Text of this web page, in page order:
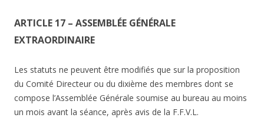
ARTICLE 17 – ASSEMBLÉE GÉNÉRALE
EXTRAORDINAIRE
Les statuts ne peuvent être modifiés que sur la proposition
du Comité Directeur ou du dixième des membres dont se
compose l’Assemblée Générale soumise au bureau au moins
un mois avant la séance, après avis de la F.F.V.L.